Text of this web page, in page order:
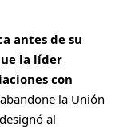
antes de su
la líder
con
la Unión
al